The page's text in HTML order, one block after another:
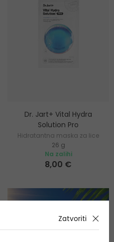
Dr. Jart+ Vital Hydra
Solution Pro
Hidratantna maska za lice
26 g
Na zalihi
8,00 €
Zatvoriti